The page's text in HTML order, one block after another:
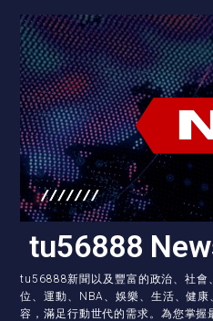
tu56888
tu56888新聞以及豐富的政治、社會
位、運動、NBA、娛樂、生活、健
容，滿足行動世代的需求。為您掌